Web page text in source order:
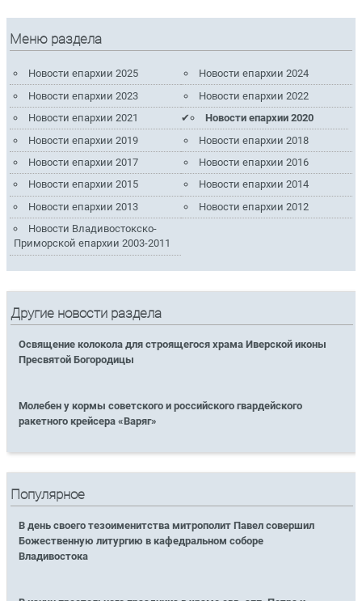
Меню раздела
Новости епархии 2025
Новости епархии 2024
Новости епархии 2023
Новости епархии 2022
Новости епархии 2021
Новости епархии 2020
Новости епархии 2019
Новости епархии 2018
Новости епархии 2017
Новости епархии 2016
Новости епархии 2015
Новости епархии 2014
Новости епархии 2013
Новости епархии 2012
Новости Владивостокско-
Приморской епархии 2003-2011
Другие новости раздела
Освящение колокола для строящегося храма Иверской иконы
Пресвятой Богородицы
Молебен у кормы советского и российского гвардейского
ракетного крейсера «Варяг»
Популярное
В день своего тезоименитства митрополит Павел совершил
Божественную литургию в кафедральном соборе
Владивостока